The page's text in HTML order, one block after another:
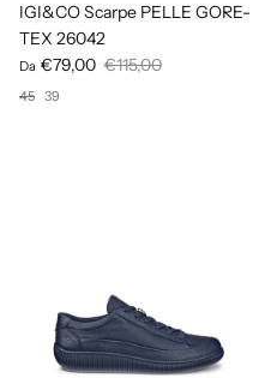
IGI&CO Scarpe PELLE GORE-
TEX 26042
Da €79,00 €115,00
45 39